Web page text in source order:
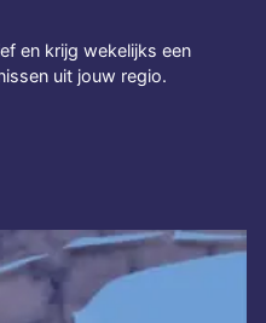
en krijg wekelijks een
uit jouw regio.